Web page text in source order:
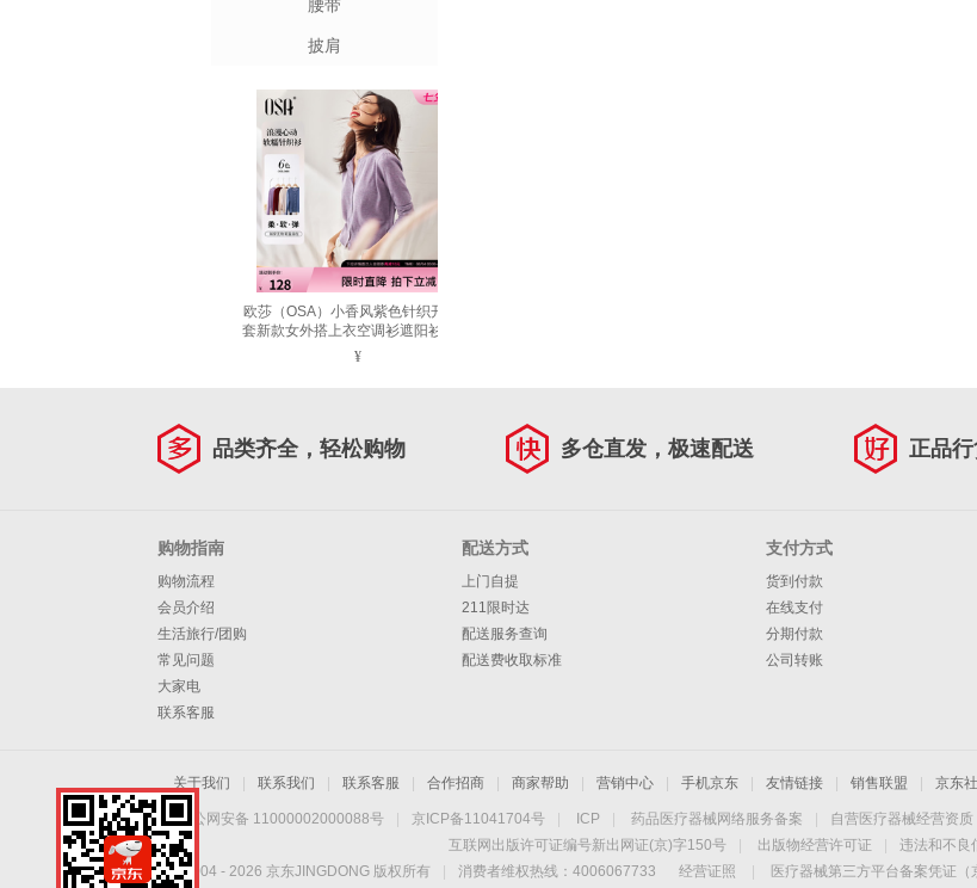
腰带
披肩
欧莎（OSA）小香风紫色针织开衫外
套新款女外搭上衣空调衫遮阳衫秋 浅
紫色 L
¥
品类齐全，轻松购物 多仓直发，极速配送 正品
购物指南
购物流程
会员介绍
生活旅行/团购
常见问题
大家电
联系客服
配送方式
上门自提
211限时达
配送服务查询
配送费收取标准
支付方式
货到付款
在线支付
分期付款
公司转账
关于我们 联系我们 联系客服 合作招商 商家帮助 营销中心 手机京东 友情链接 销售联盟 京东
京公网安备 11000002000088号 京ICP备11041704号 ICP 药品医疗器械网络服务备案 自营医疗器械经营资质
互联网出版许可证编号新出网证(京)字150号
出版物经营许可证
违法和不良
Copyright © 2004 - 2026 京东JINGDONG 版权所有 消费者维权热线：4006067733 经营证照 医疗器械第三方平台备案凭证